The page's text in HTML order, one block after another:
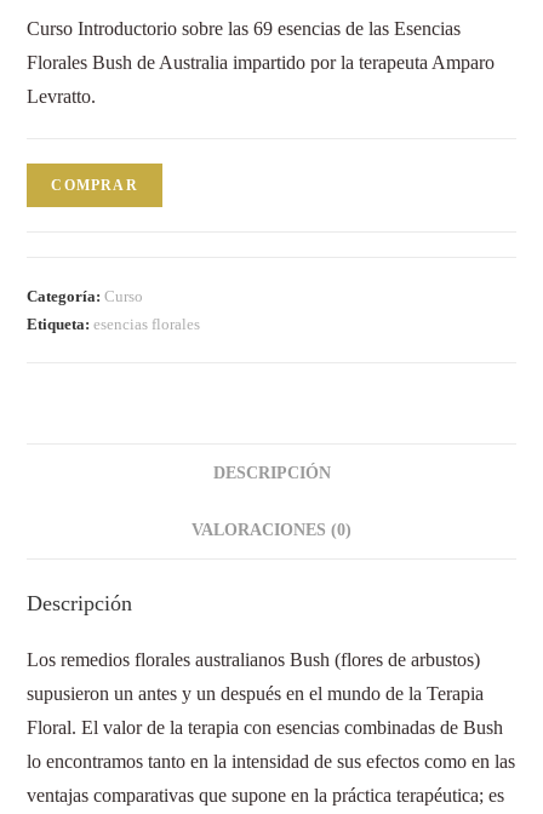
Curso Introductorio sobre las 69 esencias de las Esencias
Florales Bush de Australia impartido por la terapeuta Amparo
Levratto.
COMPRAR
Categoría:Curso
Etiqueta:esencias florales
DESCRIPCIÓN
VALORACIONES (0)
Descripción
Los remedios florales australianos Bush (flores de arbustos)
supusieron un antes y un después en el mundo de la Terapia
Floral. El valor de la terapia con esencias combinadas de Bush
lo encontramos tanto en la intensidad de sus efectos como en las
ventajas comparativas que supone en la práctica terapéutica; es